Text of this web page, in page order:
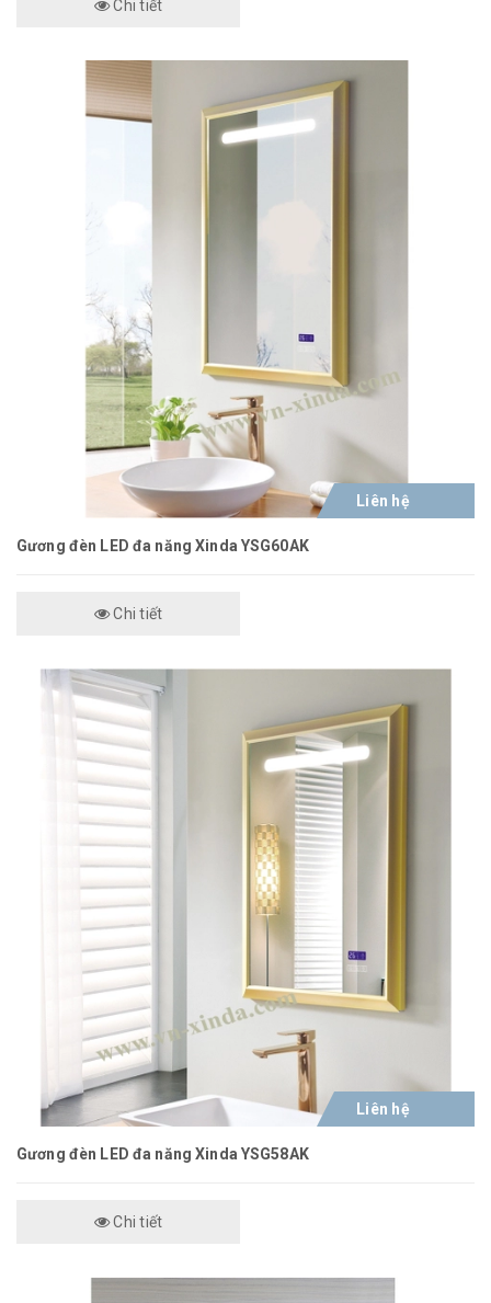
Chi tiết
Liên hệ
Gương đèn LED đa năng Xinda YSG60AK
Chi tiết
Liên hệ
Gương đèn LED đa năng Xinda YSG58AK
Chi tiết